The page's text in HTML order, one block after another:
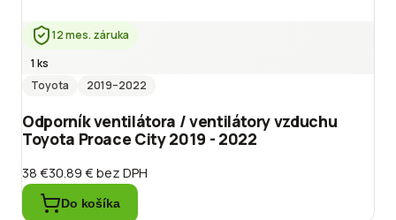
12 mes. záruka
1 ks
Toyota
2019–2022
Odporník ventilátora / ventilátory vzduchu
Toyota Proace City 2019 - 2022
38 €30.89 €bez DPH
Do košíka